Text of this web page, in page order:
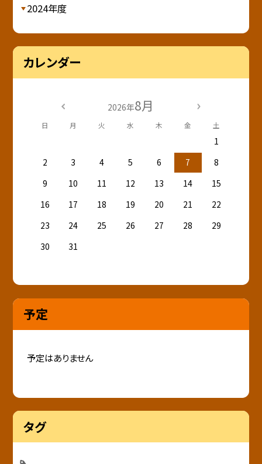
2024年度
カレンダー
2026年8月
日 月 火 水 木 金 土
1
2
3 4 5 6 7
8
9
10 11 12 13 14
15
16
17 18 19 20 21
22
23
24 25 26 27 28
29
30
31
予定
予定はありません
タグ